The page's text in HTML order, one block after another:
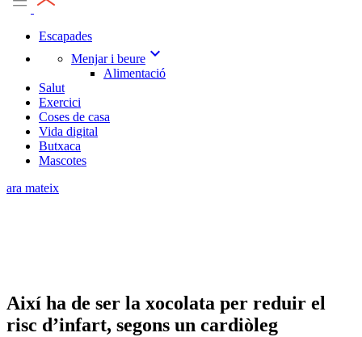
Escapades
Menjar i beure expand_more
Alimentació
Salut
Exercici
Coses de casa
Vida digital
Butxaca
Mascotes
ara mateix
Així ha de ser la xocolata per reduir el
risc d’infart, segons un cardiòleg